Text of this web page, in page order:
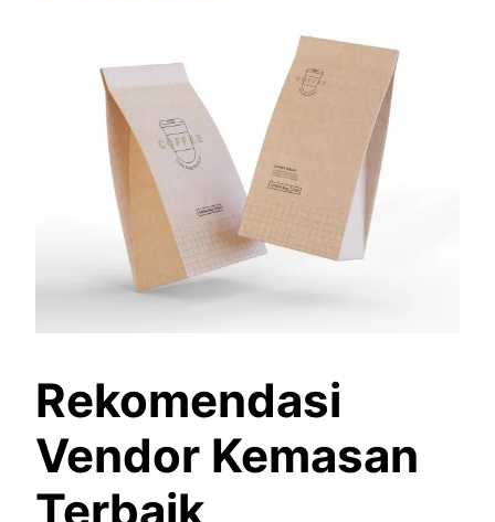
Rekomendasi
Vendor Kemasan
Terbaik